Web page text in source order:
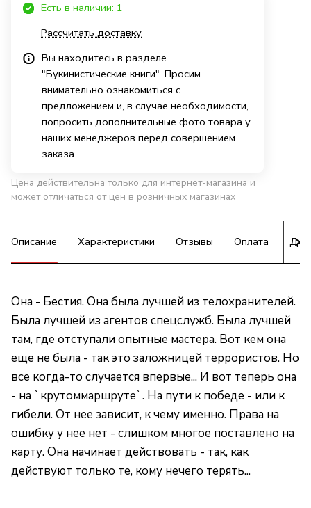
Есть в наличии: 1
Рассчитать доставку
Вы находитесь в разделе
"Букинистические книги". Просим
внимательно ознакомиться с
предложением и, в случае необходимости,
попросить дополнительные фото товара у
наших менеджеров перед совершением
заказа.
Цена действительна только для интернет-магазина и
может отличаться от цен в розничных магазинах
Описание Характеристики Отзывы Оплата
Она - Бестия. Она была лучшей из телохранителей.
Была лучшей из агентов спецслужб. Была лучшей
там, где отступали опытные мастера. Вот кем она
еще не была - так это заложницей террористов. Но
все когда-то случается впервые... И вот теперь она
- на `крутоммаршруте`. На пути к победе - или к
гибели. От нее зависит, к чему именно. Права на
ошибку у нее нет - слишком многое поставлено на
карту. Она начинает действовать - так, как
действуют только те, кому нечего терять...